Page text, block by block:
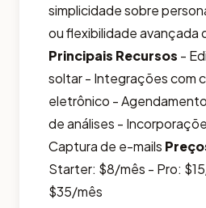
simplicidade sobre
ou flexibilidade avançada
Principais Recursos -
soltar - Integrações com
eletrônico -
de análises -
Captura de e-mails
Starter: $8/mês - Pro:
$35/mês